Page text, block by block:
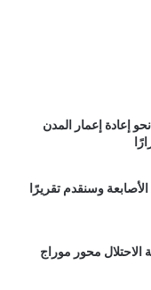
إعادة إعمار المدن
وسنقدم تقريرًا
الاحتلال محور موراج